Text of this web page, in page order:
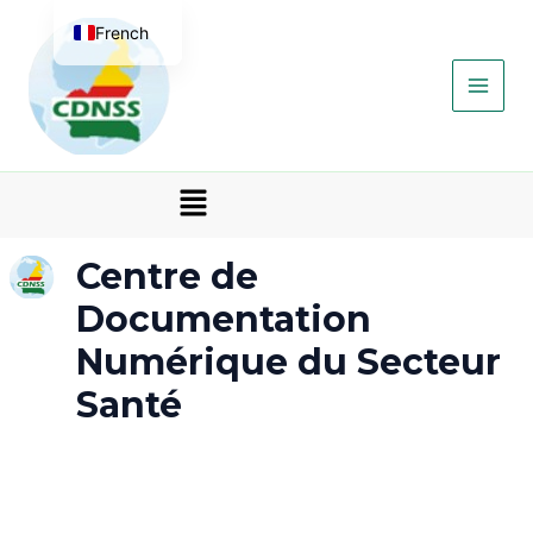
contenu
Menu
Centre de
Documentation
Numérique du Secteur
Santé
French
English